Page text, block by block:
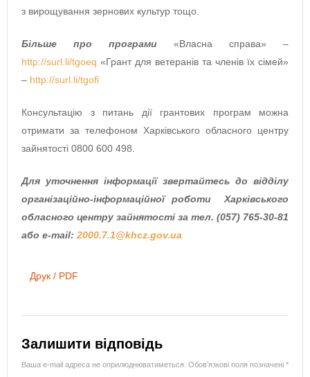
з вирощування зернових культур тощо.
Більше про програми «Власна справа» –
http://surl.li/tgoeq «Грант для ветеранів та членів їх сімей»
– http://surl.li/tgofi
Консультацію з питань дії грантових програм можна
отримати за телефоном Харківського обласного центру
зайнятості 0800 600 498.
Для уточнення інформації звертайтесь до відділу
організаційно-інформаційної роботи Харківського
обласного центру зайнятості за тел. (057) 765-30-81
або е-mail: 2000.7.1@khcz.gov.ua
Друк / PDF
Залишити відповідь
Ваша e-mail адреса не оприлюднюватиметься. Обов’язкові поля позначені *